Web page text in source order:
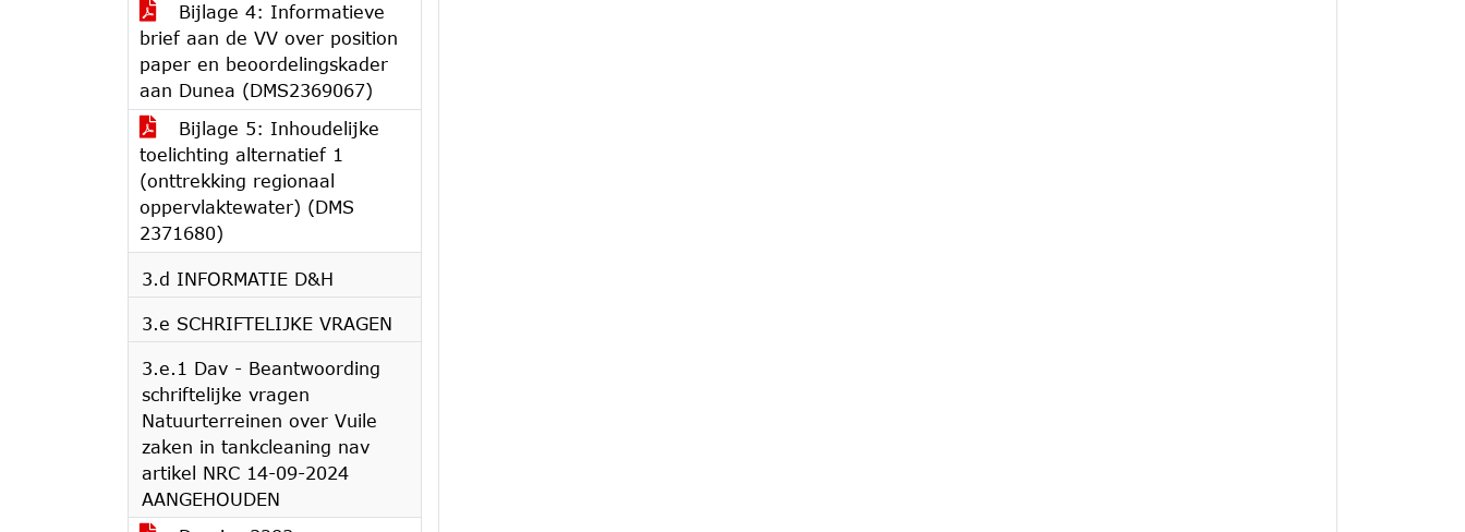
Bijlage 4: Informatieve
brief aan de VV over position
paper en beoordelingskader
aan Dunea (DMS2369067)
Bijlage 5: Inhoudelijke
toelichting alternatief 1
(onttrekking regionaal
oppervlaktewater) (DMS
2371680)
3.d INFORMATIE D&H
3.e SCHRIFTELIJKE VRAGEN
3.e.1 Dav - Beantwoording
schriftelijke vragen
Natuurterreinen over Vuile
zaken in tankcleaning nav
artikel NRC 14-09-2024
AANGEHOUDEN